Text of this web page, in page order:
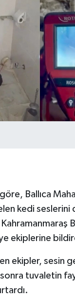
Ballıca
kedi seslerini
ekiplerine
ekipler, sesin
tuvaletin